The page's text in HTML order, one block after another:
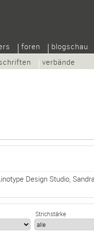
foren blogschau
verbände
Design Studio,
Strichstärke